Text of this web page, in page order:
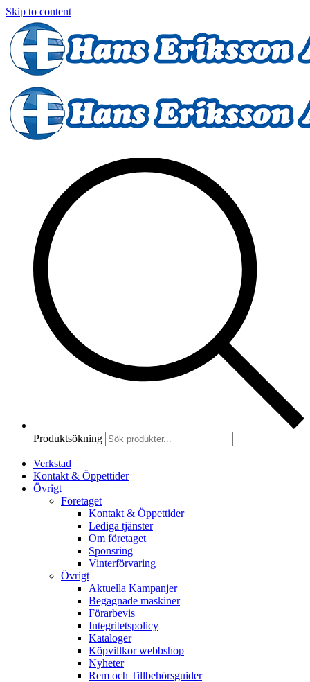
Skip to content
Produktsökning
Verkstad
Kontakt & Öppettider
Övrigt
Företaget
Kontakt & Öppettider
Lediga tjänster
Om företaget
Sponsring
Vinterförvaring
Övrigt
Aktuella Kampanjer
Begagnade maskiner
Förarbevis
Integritetspolicy
Kataloger
Köpvillkor webbshop
Nyheter
Rem och Tillbehörsguider